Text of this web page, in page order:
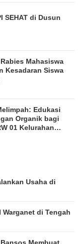
SEHAT di Dusun
Mahasiswa
Kesadaran Siswa
Edukasi
Organik bagi
01 Kelurahan
Usaha di
di Tengah
Membuat